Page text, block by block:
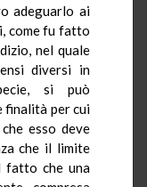
adeguarlo ai
come fu fatto
nel quale
diversi in
si può
finalità per cui
esso deve
che il limite
fatto che una